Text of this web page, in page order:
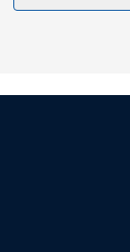
kostenloses
Ein
Sonstige